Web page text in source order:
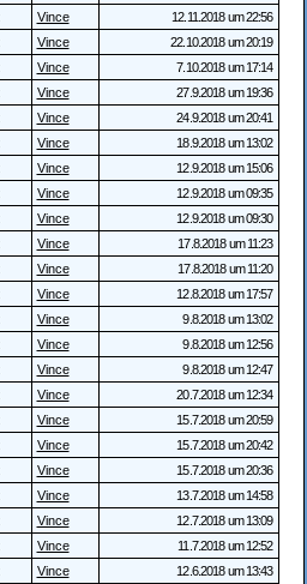
Vince
12.11.2018 um 22:56
Vince
22.10.2018 um 20:19
Vince
7.10.2018 um 17:14
Vince
27.9.2018 um 19:36
Vince
24.9.2018 um 20:41
Vince
18.9.2018 um 13:02
Vince
12.9.2018 um 15:06
Vince
12.9.2018 um 09:35
Vince
12.9.2018 um 09:30
Vince
17.8.2018 um 11:23
Vince
17.8.2018 um 11:20
Vince
12.8.2018 um 17:57
Vince
9.8.2018 um 13:02
Vince
9.8.2018 um 12:56
Vince
9.8.2018 um 12:47
Vince
20.7.2018 um 12:34
Vince
15.7.2018 um 20:59
Vince
15.7.2018 um 20:42
Vince
15.7.2018 um 20:36
Vince
13.7.2018 um 14:58
Vince
12.7.2018 um 13:09
Vince
11.7.2018 um 12:52
Vince
12.6.2018 um 13:43